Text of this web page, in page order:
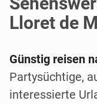
Lloret de
Günstig reisen
Partysüchtige,
interessierte